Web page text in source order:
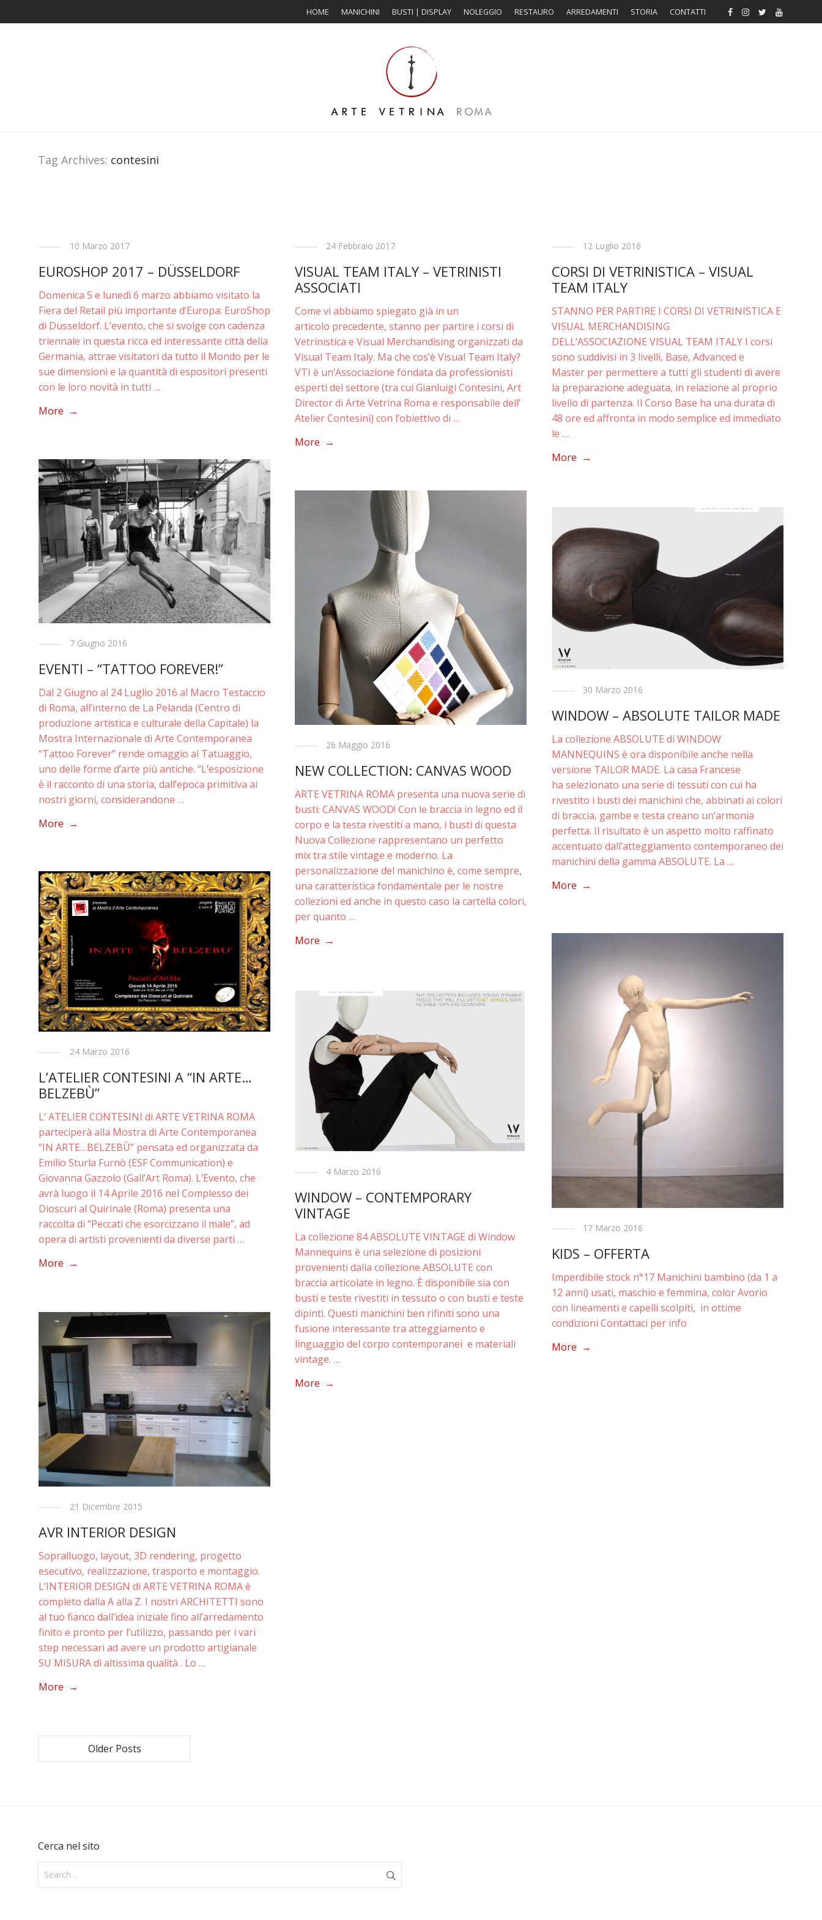
HOME MANICHINI BUSTI | DISPLAY NOLEGGIO RESTAURO ARREDAMENTI STORIA CONTATTI
Tag Archives: contesini
10 Marzo 2017
EUROSHOP 2017 – DÜSSELDORF
Domenica 5 e lunedì 6 marzo abbiamo visitato la
Fiera del Retail più importante d’Europa: EuroShop
di Düsseldorf. L’evento, che si svolge con cadenza
triennale in questa ricca ed interessante città della
Germania, attrae visitatori da tutto il Mondo per le
sue dimensioni e la quantità di espositori presenti
con le loro novità in tutti …
More →
24 Febbraio 2017
VISUAL TEAM ITALY – VETRINISTI
ASSOCIATI
Come vi abbiamo spiegato già in un
articolo precedente, stanno per partire i corsi di
Vetrinistica e Visual Merchandising organizzati da
Visual Team Italy. Ma che cos’è Visual Team Italy?
VTI è un’Associazione fondata da professionisti
esperti del settore (tra cui Gianluigi Contesini, Art
Director di Arte Vetrina Roma e responsabile dell’
Atelier Contesini) con l’obiettivo di …
More →
12 Luglio 2016
CORSI DI VETRINISTICA – VISUAL
TEAM ITALY
STANNO PER PARTIRE I CORSI DI VETRINISTICA E
VISUAL MERCHANDISING
DELL’ASSOCIAZIONE VISUAL TEAM ITALY I corsi
sono suddivisi in 3 livelli, Base, Advanced e
Master per permettere a tutti gli studenti di avere
la preparazione adeguata, in relazione al proprio
livello di partenza. Il Corso Base ha una durata di
48 ore ed affronta in modo semplice ed immediato
le …
More →
7 Giugno 2016
EVENTI – “TATTOO FOREVER!”
Dal 2 Giugno al 24 Luglio 2016 al Macro Testaccio
di Roma, all’interno de La Pelanda (Centro di
produzione artistica e culturale della Capitale) la
Mostra Internazionale di Arte Contemporanea
“Tattoo Forever” rende omaggio al Tatuaggio,
uno delle forme d’arte più antiche. “L’esposizione
è il racconto di una storia, dall’epoca primitiva ai
nostri giorni, considerandone …
More →
26 Maggio 2016
NEW COLLECTION: CANVAS WOOD
ARTE VETRINA ROMA presenta una nuova serie di
busti: CANVAS WOOD! Con le braccia in legno ed il
corpo e la testa rivestiti a mano, i busti di questa
Nuova Collezione rappresentano un perfetto
mix tra stile vintage e moderno. La
personalizzazione del manichino è, come sempre,
una caratteristica fondamentale per le nostre
collezioni ed anche in questo caso la cartella colori,
per quanto …
More →
30 Marzo 2016
WINDOW – ABSOLUTE TAILOR MADE
La collezione ABSOLUTE di WINDOW
MANNEQUINS è ora disponibile anche nella
versione TAILOR MADE. La casa Francese
ha selezionato una serie di tessuti con cui ha
rivestito i busti dei manichini che, abbinati ai colori
di braccia, gambe e testa creano un’armonia
perfetta. Il risultato è un aspetto molto raffinato
accentuato dall’atteggiamento contemporaneo dei
manichini della gamma ABSOLUTE. La …
More →
24 Marzo 2016
L’ATELIER CONTESINI A “IN ARTE…
BELZEBÙ”
L’ ATELIER CONTESINI di ARTE VETRINA ROMA
parteciperà alla Mostra di Arte Contemporanea
“IN ARTE…BELZEBÙ” pensata ed organizzata da
Emilio Sturla Furnò (ESF Communication) e
Giovanna Gazzolo (Gall’Art Roma). L’Evento, che
avrà luogo il 14 Aprile 2016 nel Complesso dei
Dioscuri al Quirinale (Roma) presenta una
raccolta di “Peccati che esorcizzano il male”, ad
opera di artisti provenienti da diverse parti …
More →
17 Marzo 2016
KIDS – OFFERTA
Imperdibile stock n°17 Manichini bambino (da 1 a
12 anni) usati, maschio e femmina, color Avorio
con lineamenti e capelli scolpiti, in ottime
condizioni Contattaci per info
More →
4 Marzo 2016
WINDOW – CONTEMPORARY
VINTAGE
La collezione 84 ABSOLUTE VINTAGE di Window
Mannequins è una selezione di posizioni
provenienti dalla collezione ABSOLUTE con
braccia articolate in legno. È disponibile sia con
busti e teste rivestiti in tessuto o con busti e teste
dipinti. Questi manichini ben rifiniti sono una
fusione interessante tra atteggiamento e
linguaggio del corpo contemporanei e materiali
vintage. …
More →
21 Dicembre 2015
AVR INTERIOR DESIGN
Sopralluogo, layout, 3D rendering, progetto
esecutivo, realizzazione, trasporto e montaggio.
L’INTERIOR DESIGN di ARTE VETRINA ROMA è
completo dalla A alla Z. I nostri ARCHITETTI sono
al tuo fianco dall’idea iniziale fino all’arredamento
finito e pronto per l’utilizzo, passando per i vari
step necessari ad avere un prodotto artigianale
SU MISURA di altissima qualità . Lo …
More →
Older Posts
Cerca nel sito